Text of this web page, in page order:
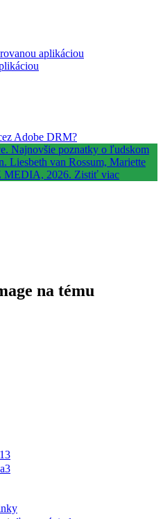
aplikáciou
Adobe DRM?
na tému
13
3